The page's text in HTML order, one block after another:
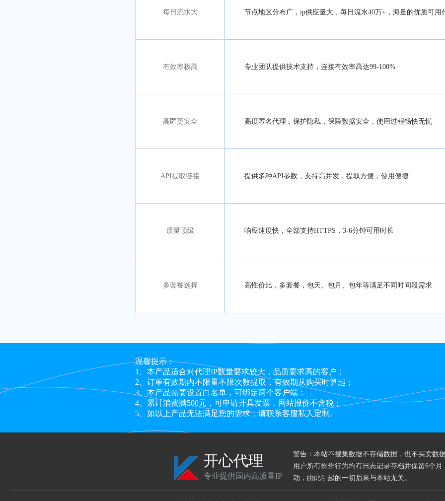
每日流水大
有效率极高
高匿更安全
API提取链接
质量顶级
多套餐选择
节点地区分布广，ip供应量大，每日流水40万+，海量的优质可用
专业团队提供技术支持，连接有效率高达99-100%
高度匿名代理，保护隐私，保障数据安全，使用过程畅快无忧
提供多种API参数，支持高并发，提取方便，使用便捷
响应速度快，全部支持HTTPS，3-6分钟可用时长
高性价比，多套餐，包天、包月、包年等满足不同时间段需求
温馨提示：
1、本产品适合对代理IP数量要求较大，品质要求高的客户；
2、订单有效期内不限量不限次数提取，有效期从购买时算起；
3、本产品需要设置白名单，可绑定两个客户端；
4、累计消费满500元，可申请开具发票，网站报价不含税；
5、如以上产品无法满足您的需求，请联系客服私人定制。
开心代理
专业提供国内高质量IP
警告：本站不搜集数据不存储数据，也不买卖数
用户所有操作行为均有日志记录存档并保留6个
动，由此引起的一切后果与本站无关。